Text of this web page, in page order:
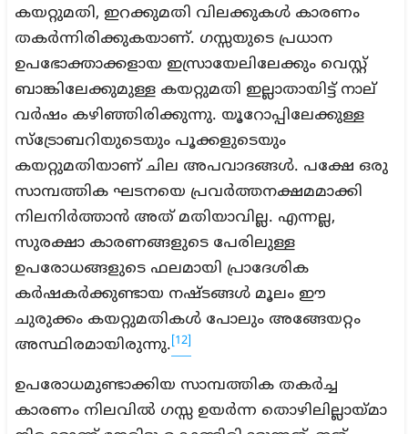
കയറ്റുമതി, ഇറക്കുമതി വിലക്കുകൾ കാരണം
തകർന്നിരിക്കുകയാണ്. ഗസ്സയുടെ പ്രധാന
ഉപഭോക്താക്കളായ ഇസ്രായേലിലേക്കും വെസ്റ്റ്
ബാങ്കിലേക്കുമുള്ള കയറ്റുമതി ഇല്ലാതായിട്ട് നാല്
വർഷം കഴിഞ്ഞിരിക്കുന്നു. യൂറോപ്പിലേക്കുള്ള
സ്ട്രോബറിയുടെയും പൂക്കളുടെയും
കയറ്റുമതിയാണ് ചില അപവാദങ്ങൾ. പക്ഷേ ഒരു
സാമ്പത്തിക ഘടനയെ പ്രവർത്തനക്ഷമമാക്കി
നിലനിർത്താൻ അത് മതിയാവില്ല. എന്നല്ല,
സുരക്ഷാ കാരണങ്ങളുടെ പേരിലുള്ള
ഉപരോധങ്ങളുടെ ഫലമായി പ്രാദേശിക
കർഷകർക്കുണ്ടായ നഷ്ടങ്ങൾ മൂലം ഈ
ചുരുക്കം കയറ്റുമതികൾ പോലും അങ്ങേയറ്റം
അസ്ഥിരമായിരുന്നു. [12]
ഉപരോധമുണ്ടാക്കിയ സാമ്പത്തിക തകർച്ച
കാരണം നിലവിൽ ഗസ്സ ഉയർന്ന തൊഴിലില്ലായ്മാ